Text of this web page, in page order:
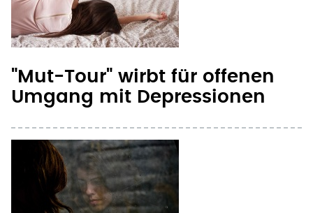
"Mut-Tour" wirbt für offenen
Umgang mit Depressionen